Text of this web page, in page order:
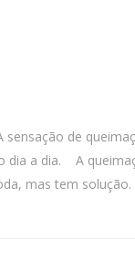
de
dia a dia. A
mas tem